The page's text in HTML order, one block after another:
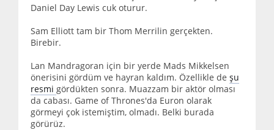
Daniel Day Lewis cuk oturur.
Sam Elliott tam bir Thom Merrilin gerçekten.
Birebir.
Lan Mandragoran için bir yerde Mads Mikkelsen
önerisini gördüm ve hayran kaldım. Özellikle de şu
resmi gördükten sonra. Muazzam bir aktör olması
da cabası. Game of Thrones'da Euron olarak
görmeyi çok istemiştim, olmadı. Belki burada
görürüz.